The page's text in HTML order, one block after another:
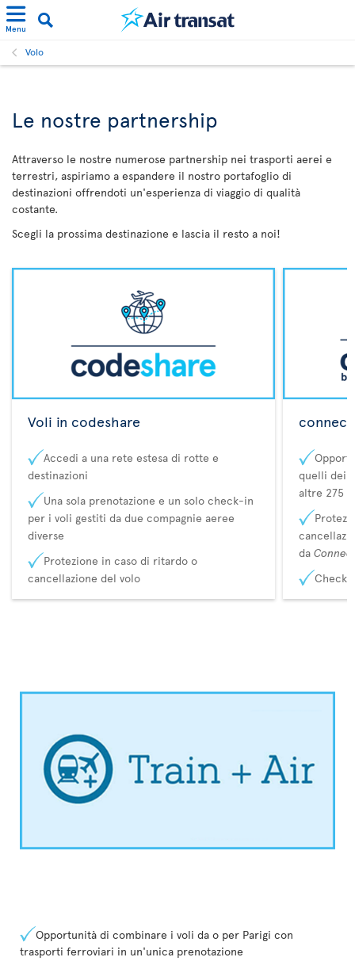
Menu
Volo
Le nostre partnership
Attraverso le nostre numerose partnership nei trasporti aerei e
terrestri, aspiriamo a espandere il nostro portafoglio di
destinazioni offrendoti un'esperienza di viaggio di qualità
costante.
Scegli la prossima destinazione e lascia il resto a noi!
Voli in codeshare
Accedi a una rete estesa di rotte e
destinazioni
Una sola prenotazione e un solo check-in
per i voli gestiti da due compagnie aeree
diverse
Protezione in caso di ritardo o
cancellazione del volo
quelli dei
altre 275
da
Check-
Opportunità di combinare i voli da o per Parigi con
trasporti ferroviari in un'unica prenotazione